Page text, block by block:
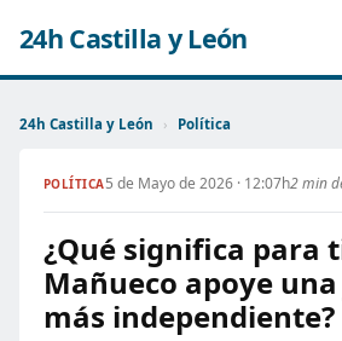
24h Castilla y León
24h Castilla y León › Política
POLÍTICA5 de Mayo de 2026 · 12:07h2 min
¿Qué significa para
Mañueco apoye
más independiente?